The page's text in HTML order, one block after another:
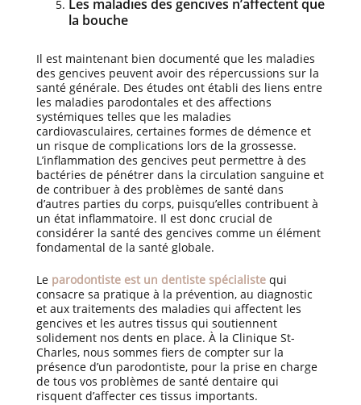
Les maladies des gencives n’affectent que
la bouche
Il est maintenant bien documenté que les maladies
des gencives peuvent avoir des répercussions sur la
santé générale. Des études ont établi des liens entre
les maladies parodontales et des affections
systémiques telles que les maladies
cardiovasculaires, certaines formes de démence et
un risque de complications lors de la grossesse.
L’inflammation des gencives peut permettre à des
bactéries de pénétrer dans la circulation sanguine et
de contribuer à des problèmes de santé dans
d’autres parties du corps, puisqu’elles contribuent à
un état inflammatoire. Il est donc crucial de
considérer la santé des gencives comme un élément
fondamental de la santé globale.
Le parodontiste est un dentiste spécialiste qui
consacre sa pratique à la prévention, au diagnostic
et aux traitements des maladies qui affectent les
gencives et les autres tissus qui soutiennent
solidement nos dents en place. À la Clinique St-
Charles, nous sommes fiers de compter sur la
présence d’un parodontiste, pour la prise en charge
de tous vos problèmes de santé dentaire qui
risquent d’affecter ces tissus importants.